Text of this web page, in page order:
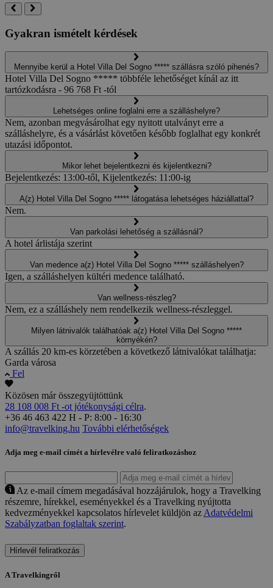
Gyakran ismételt kérdések
Mennyibe kerül a Hotel Villa Del Sogno ***** szállásra szóló pihenés?
Hotel Villa Del Sogno ***** többféle lehetőséget kínál az itt
tartózkodásra - 96 768 Ft -tól
Lehetséges online foglalni erre a szálláshelyre?
Nem, azonban megvásárolhat egy nyitott utalványt erre a
szálláshelyre, és a vásárlást követően később foglalhat egy konkrét
utazási időpontot.
Mikor lehet bejelentkezni és kijelentkezni?
Bejelentkezés: 13:00-től, Kijelentkezés: 11:00-ig
A(z) Hotel Villa Del Sogno ***** látogatása lehetséges háziállattal?
Nem.
Van parkolási lehetőség a szállásnál?
A hotel árlistája szerint
Van medence a(z) Hotel Villa Del Sogno ***** szálláshelyen?
Igen, a szálláshelyen kültéri medence található.
Van wellness-részleg?
Nem, ez a szálláshely nem rendelkezik wellness-részleggel.
Milyen látnivalók találhatóak a(z) Hotel Villa Del Sogno *****
környékén?
A szállás 20 km-es körzetében a következő látnivalókat találhatja:
Garda városa
Fel
Közösen már összegyüjtöttünk
28 108 008 Ft -ot jótékonysági célra.
+36 46 463 422 H - P: 8:00 - 16:30
info@travelking.hu További elérhetőségek
Adja meg e-mail címét a hírlevélre való feliratkozáshoz
Az e-mail címem megadásával hozzájárulok, hogy a Travelking
részemre, hírekkel, eseményekkel és a Travelking nyújtotta
kedvezményekkel kapcsolatos hírlevelet küldjön az Adatvédelmi
Szabályzatban foglaltak szerint.
Hírlevél feliratkozás
A Travelkingről